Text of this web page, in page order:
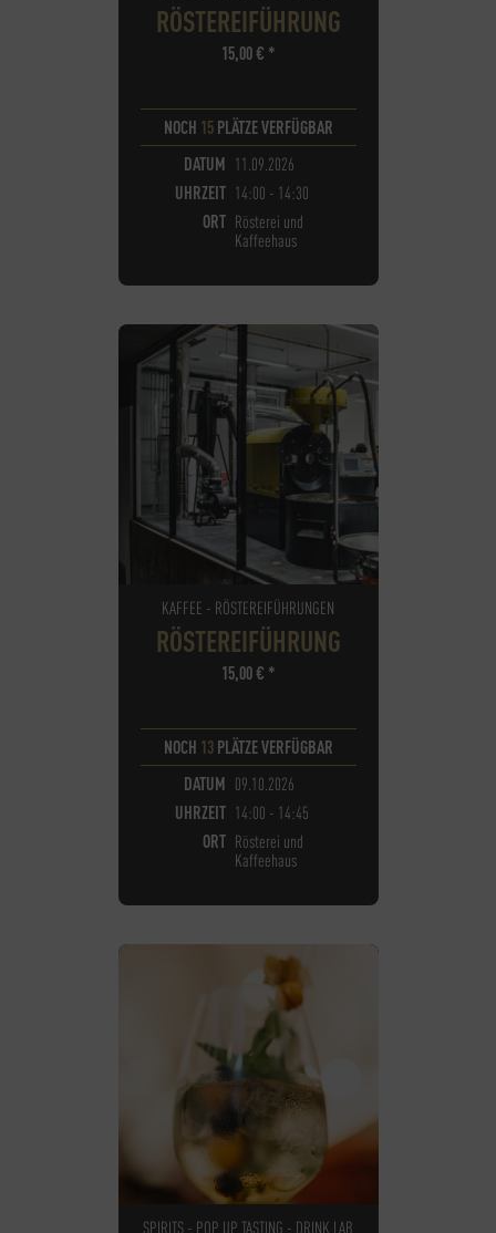
RÖSTEREIFÜHRUNG
15,00€ *
NOCH 15PLÄTZE VERFÜGBAR
DATUM 11.09.2026
UHRZEIT 14:00 - 14:30
ORT Rösterei und
Kaffeehaus
KAFFEE - RÖSTEREIFÜHRUNGEN
RÖSTEREIFÜHRUNG
15,00€ *
NOCH 13PLÄTZE VERFÜGBAR
DATUM 09.10.2026
UHRZEIT 14:00 - 14:45
ORT Rösterei und
Kaffeehaus
SPIRITS - POP UP TASTING - DRINK LAB